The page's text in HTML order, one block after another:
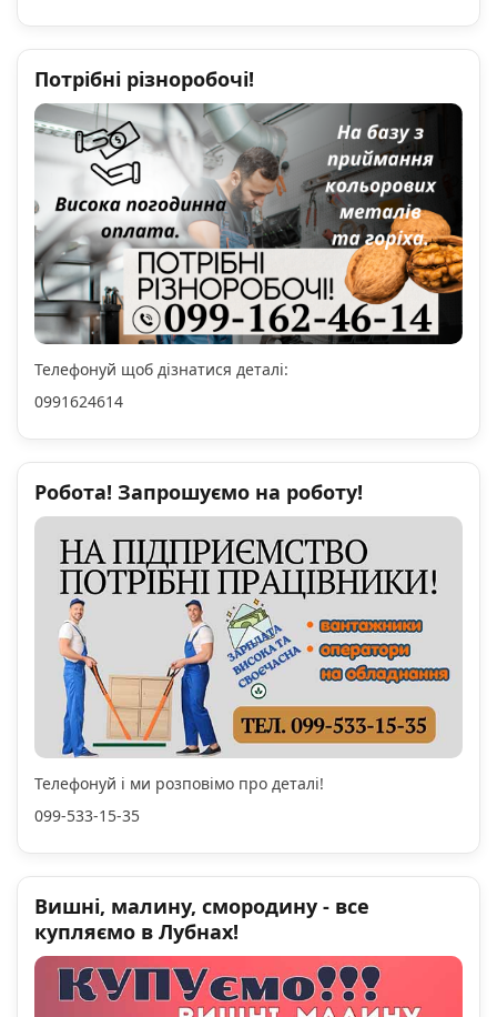
Потрібні різноробочі!
Телефонуй щоб дізнатися деталі:
0991624614
Робота! Запрошуємо на роботу!
Телефонуй і ми розповімо про деталі!
099-533-15-35
Вишні, малину, смородину - все
купляємо в Лубнах!